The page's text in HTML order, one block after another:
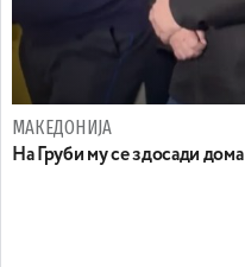
МАКЕДОНИЈА
На Груби му се здосади дома